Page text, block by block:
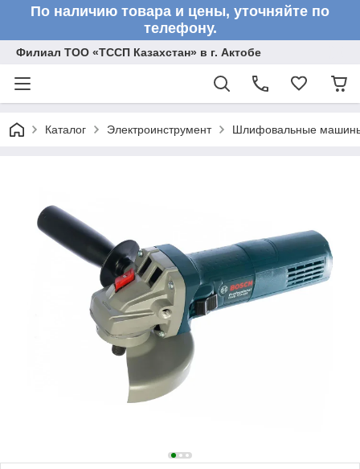
По наличию товара и цены, уточняйте по
телефону.
Филиал ТОО «ТССП Казахстан» в г. Актобе
Каталог Электроинструмент Шлифовальные